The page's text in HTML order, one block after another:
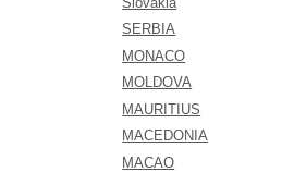
SERBIA
MONACO
MOLDOVA
MAURITIUS
MACEDONIA
MACAO